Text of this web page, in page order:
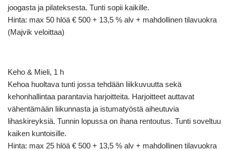
joogasta ja pilateksesta. Tunti sopii kaikille.
Hinta: max 50 hlöä € 500 + 13,5 % alv + mahdollinen tilavuokra
(Majvik veloittaa)
Keho & Mieli, 1 h
Kehoa huoltava tunti jossa tehdään liikkuvuutta sekä
kehonhallintaa parantavia harjoitteita. Harjoitteet auttavat
vähentämään liikunnasta ja istumatyöstä aiheutuvia
lihaskireyksiä. Tunnin lopussa on ihana rentoutus. Tunti soveltuu
kaiken kuntoisille.
Hinta: max 25 hlöä € 500 + 13,5 % alv + mahdollinen tilavuokra